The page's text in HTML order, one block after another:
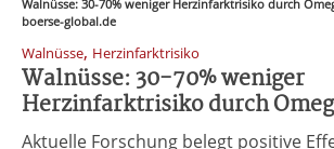
Walnüsse: 30-70% weniger Herzinfarktrisiko durch
boerse-global.de
Walnüsse, Herzinfarktrisiko
Walnüsse: 30-70% weniger
Herzinfarktrisiko durch
Aktuelle Forschung belegt positive